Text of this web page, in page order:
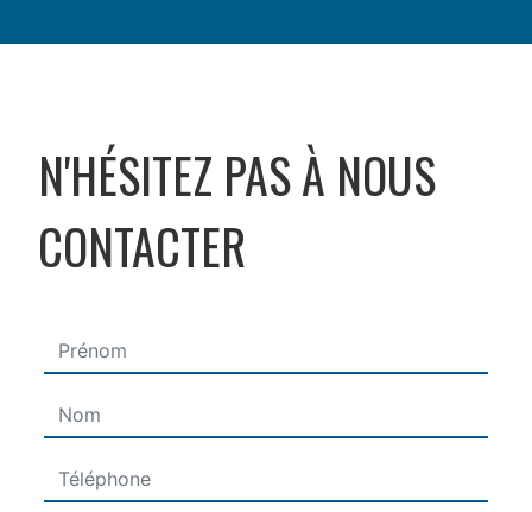
N'HÉSITEZ PAS À NOUS
CONTACTER